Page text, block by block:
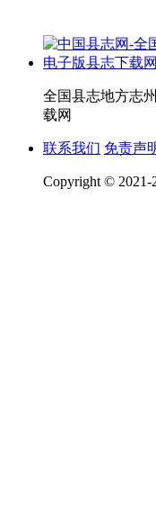
全国县志地方志
载网
联系我们 免责声
Copyright © 2021-